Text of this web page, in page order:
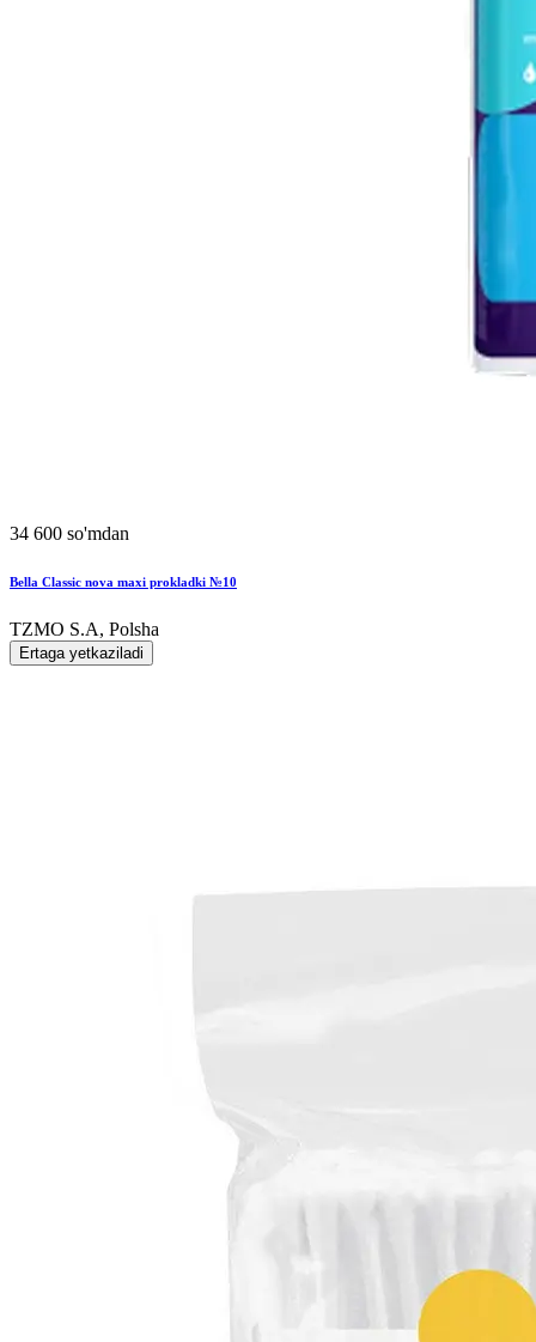
34 600 so'mdan
Bella Classic nova maxi prokladki №10
TZMO S.A, Polsha
Ertaga yetkaziladi